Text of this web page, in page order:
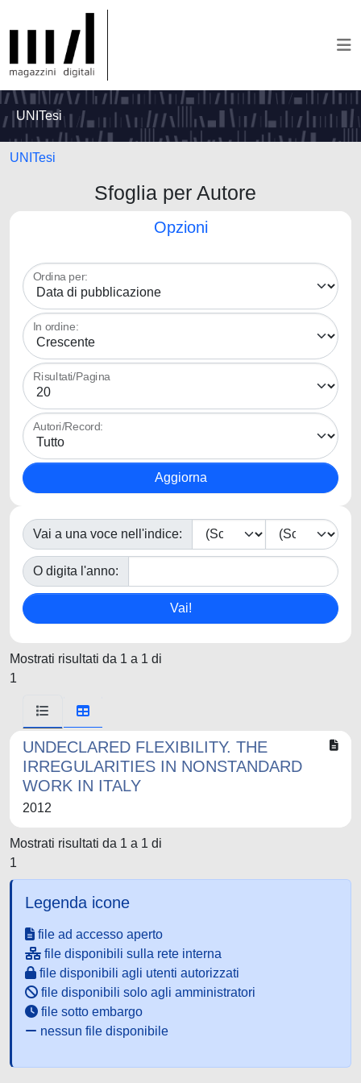
UNITesi
UNITesi
Sfoglia per Autore
Opzioni
Ordina per:
In ordine:
Risultati/Pagina
Autori/Record:
Vai a una voce nell'indice:
O digita l'anno:
Mostrati risultati da 1 a 1 di
1
UNDECLARED FLEXIBILITY. THE
IRREGULARITIES IN NONSTANDARD
WORK IN ITALY
2012
Mostrati risultati da 1 a 1 di
1
Legenda icone
file ad accesso aperto
file disponibili sulla rete interna
file disponibili agli utenti autorizzati
file disponibili solo agli amministratori
file sotto embargo
nessun file disponibile